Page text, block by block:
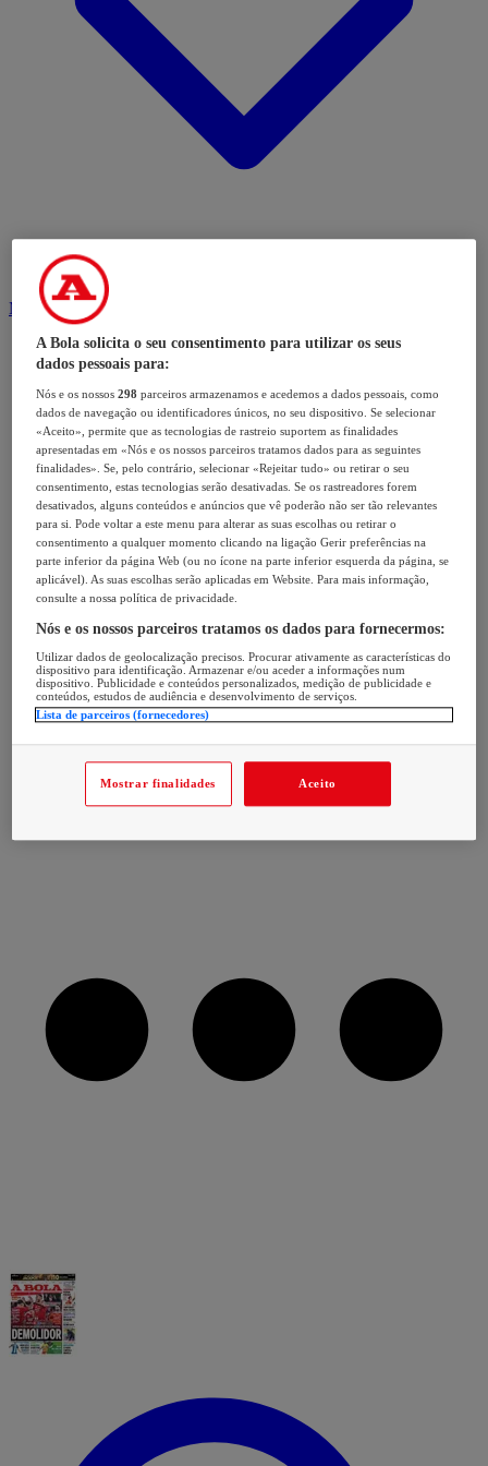
Modalidades
A Bola solicita o seu consentimento para utilizar os seus
dados pessoais para:
Nós e os nossos298 parceiros armazenamos e acedemos a dados pessoais, como
dados de navegação ou identificadores únicos, no seu dispositivo. Se selecionar
«Aceito», permite que as tecnologias de rastreio suportem as finalidades
apresentadas em «Nós e os nossos parceiros tratamos dados para as seguintes
finalidades». Se, pelo contrário, selecionar «Rejeitar tudo» ou retirar o seu
consentimento, estas tecnologias serão desativadas. Se os rastreadores forem
desativados, alguns conteúdos e anúncios que vê poderão não ser tão relevantes
para si. Pode voltar a este menu para alterar as suas escolhas ou retirar o
consentimento a qualquer momento clicando na ligação Gerir preferências na
parte inferior da página Web (ou no ícone na parte inferior esquerda da página, se
aplicável). As suas escolhas serão aplicadas em Website. Para mais informação,
consulte a nossa política de privacidade.
Nós e os nossos parceiros tratamos os dados para fornecermos:
Utilizar dados de geolocalização precisos. Procurar ativamente as características do
dispositivo para identificação. Armazenar e/ou aceder a informações num
dispositivo. Publicidade e conteúdos personalizados, medição de publicidade e
conteúdos, estudos de audiência e desenvolvimento de serviços.
Lista de parceiros (fornecedores)
Mostrar finalidades Aceito